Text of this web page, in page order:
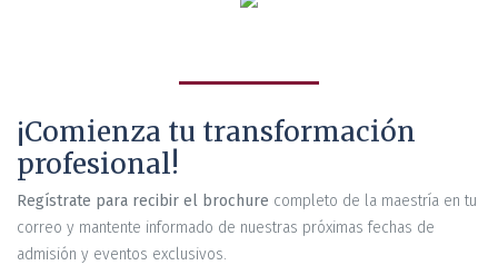
¡Comienza tu transformación
profesional!
Regístrate para recibir el brochure completo de la maestría en tu
correo y mantente informado de nuestras próximas fechas de
admisión y eventos exclusivos.